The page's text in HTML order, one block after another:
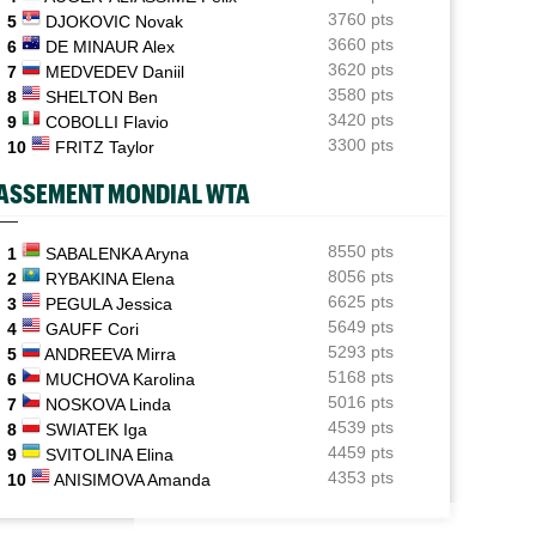
ATP - Cincinnati
Comme Carlos Alcaraz, Holger Rune a renoncé à
Cincinnati
07/08
WTA - Toronto
Rybakina, Andreeva, Osaka, Gauff... horaires et
WTA - Toronto
Jelena Ostapenko dénonce les messages d'insultes et
de menaces
5
DJOKOVIC Novak
3760 pts
6
DE MINAUR Alex
3660 pts
7
MEDVEDEV Daniil
3620 pts
8
SHELTON Ben
3580 pts
9
COBOLLI Flavio
3420 pts
10
FRITZ Taylor 3300 pts
MONDIAL WTA
1 SABALENKA Aryna
8550 pts
2
RYBAKINA Elena
8056 pts
3
PEGULA Jessica
6625 pts
4
GAUFF Cori
5649 pts
5
ANDREEVA Mirra
5293 pts
6
MUCHOVA Karolina
5168 pts
7
NOSKOVA Linda
5016 pts
8
SWIATEK Iga
4539 pts
9
SVITOLINA Elina
4459 pts
10
ANISIMOVA Amanda 4353 pts